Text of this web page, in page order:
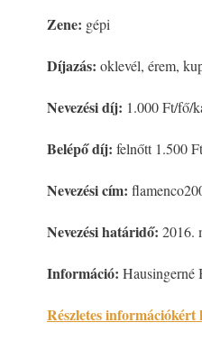
Zene: gépi
Díjazás: oklevél, érem,
Nevezési díj: 1.000 Ft/fő/
Belépő díj: felnőtt 1.500
Nevezési cím:
Nevezési határidő: 2016.
Információ:
Részletes